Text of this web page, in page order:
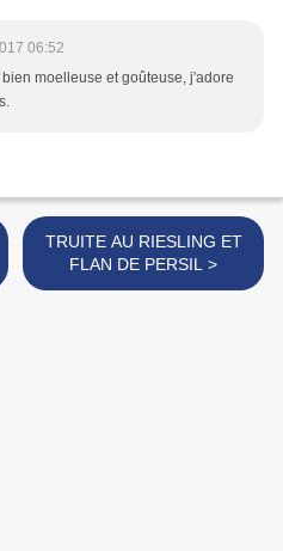
06:52
moelleuse et goûteuse, j'adore
TRUITE AU RIESLING ET
FLAN DE PERSIL >